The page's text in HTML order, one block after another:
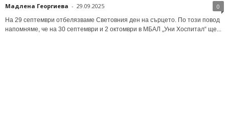
Мадлена Георгиева - 29.09.2025 0
На 29 септември отбелязваме Световния ден на сърцето. По този повод
напомняме, че на 30 септември и 2 октомври в МБАЛ „Уни Хоспитал“ ще...